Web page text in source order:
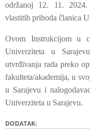
održanoj 12. 11.
vlastitih prihoda članica
Ovom Instrukcijom u
Univerziteta u
utvrđivanja rada preko
fakulteta/akademija, u
u Sarajevu i
Univerziteta u Sarajevu.
DODATAK